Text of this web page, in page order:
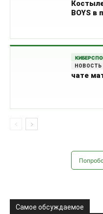
BOYS в
чате
Самое обсуждаемое